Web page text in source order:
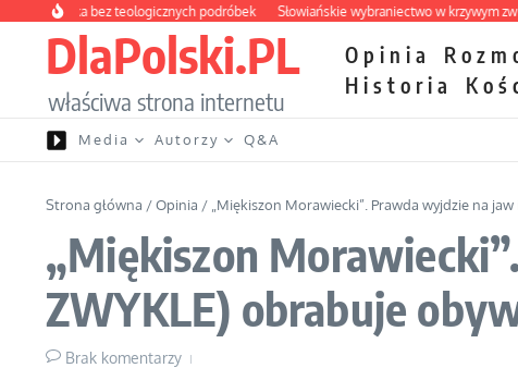
Przejdź do treści
apteczka bez teologicznych podróbek Słowiańskie wybraniectwo w krzywym
DlaPolski.PL
właściwa strona internetu
Opinia
Historia
Media Autorzy Q&A
Strona główna /Opinia / „Miękiszon Morawiecki”. Prawda wyjdzie na
„Miękiszon
ZWYKLE) obrabuje
Brak komentarzy